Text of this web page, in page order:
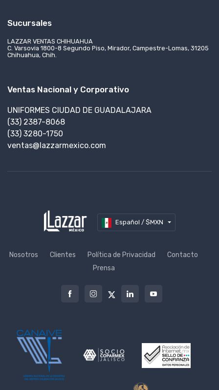
Sucursales
LAZZAR VENTAS CHIHUAHUA
C. Varsovia 1800-8 Segundo Piso, Mirador, Campestre-Lomas, 31205
Chihuahua, Chih.
Ventas Nacional y Corporativo
UNIFORMES CIUDAD DE GUADALAJARA
(33) 2387-8068
(33) 3280-1750
ventas@lazzarmexico.com
Español / $MXN
Nosotros Clientes Política de Privacidad
Contacto
Prensa